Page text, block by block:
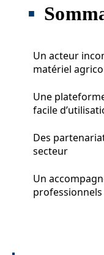
Un acteur
matériel
Une
facile
Des
secteur
Un
professionnels